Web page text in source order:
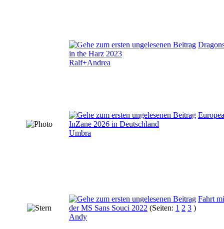
in the Harz 2023
Ralf+Andrea
InZane 2026 in Deutschland
Umbra
Fahrt
der MS Sans Souci 2022 (Seiten: 1 2 3 )
Andy